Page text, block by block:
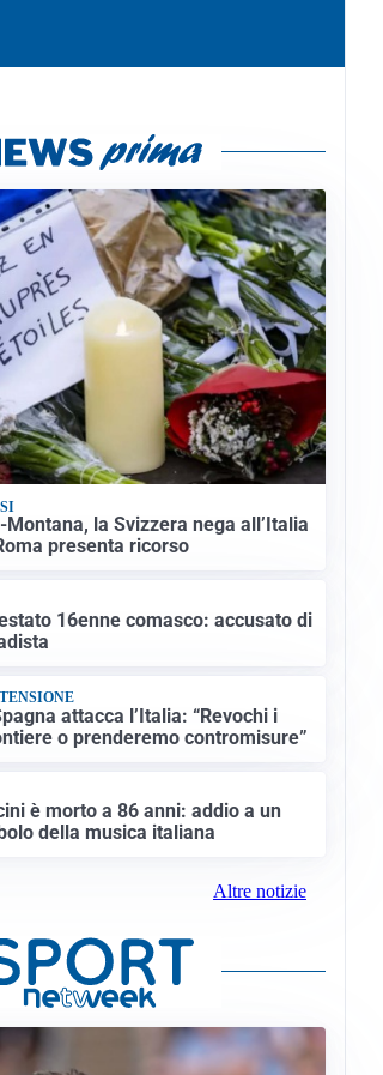
la Svizzera nega all’Italia
presenta ricorso
16enne comasco: accusato di
attacca l’Italia: “Revochi i
o prenderemo contromisure”
è morto a 86 anni: addio a un
della musica italiana
Altre notizie